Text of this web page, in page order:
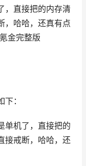
，直接把的内存清
，哈哈，还真有点
金完整版
：
单机了，直接把的
接戒断，哈哈，还